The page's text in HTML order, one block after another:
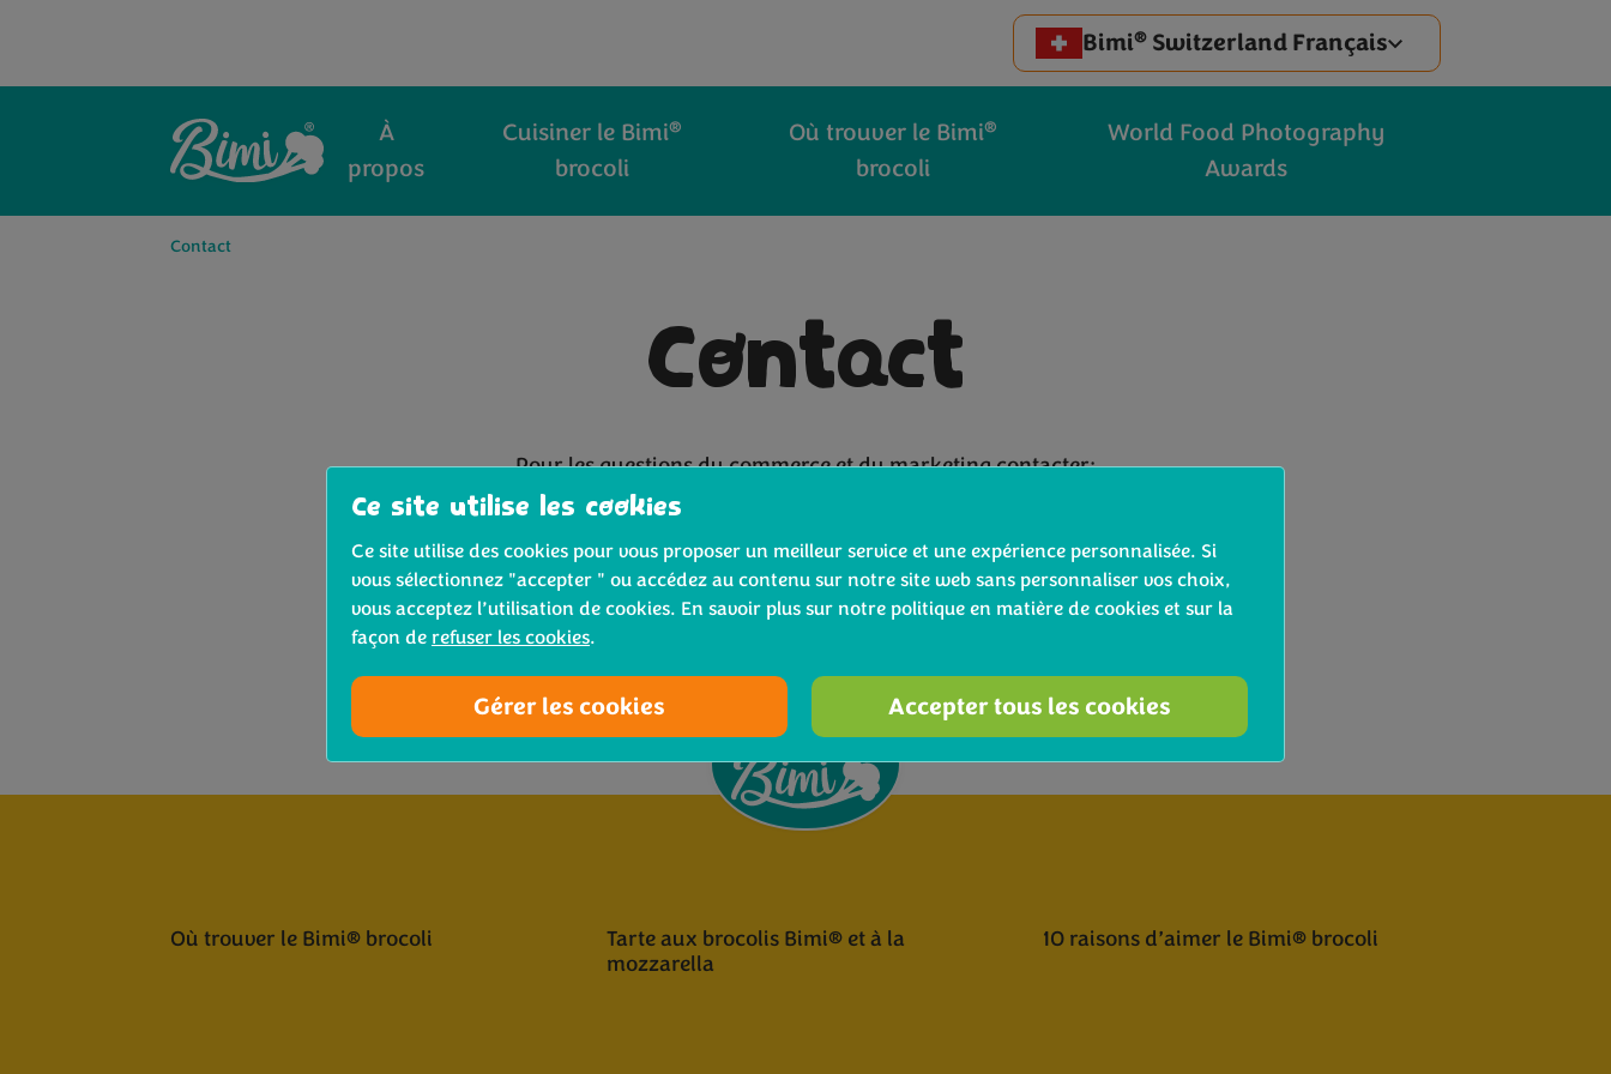
Bimi® Switzerland Français
À
propos
Cuisiner le Bimi®
brocoli
Où trouver le Bimi®
brocoli
World Food Photography
Awards
Contact
Contact
Pour les questions du commerce et du marketing contacter:
websites@bimibroccoli.com
Pour la presse et nos las Relations Publiques contacter:
Ce site utilise les cookies
Ce site utilise des cookies pour vous proposer un meilleur service et une expérience personnalisée. Si
vous sélectionnez "accepter " ou accédez au contenu sur notre site web sans personnaliser vos choix,
vous acceptez l’utilisation de cookies. En savoir plus sur notre politique en matière de cookies et sur la
façon de refuser les cookies.
Gérer les cookies Accepter tous les cookies
Où trouver le Bimi® brocoli
Tarte aux brocolis Bimi® et à la
mozzarella
10 raisons d’aimer le Bimi® brocoli